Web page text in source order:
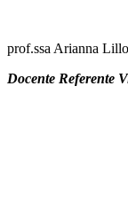
prof.ssa Arianna Lillo
Docente Referente